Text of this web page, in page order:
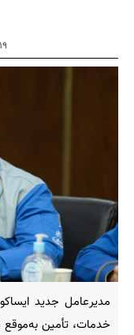
۱۹ اردیبهشت ۱۴۰۵ - ۲۲:۳۰
مدیرعامل جدید
خدمات، تأمین